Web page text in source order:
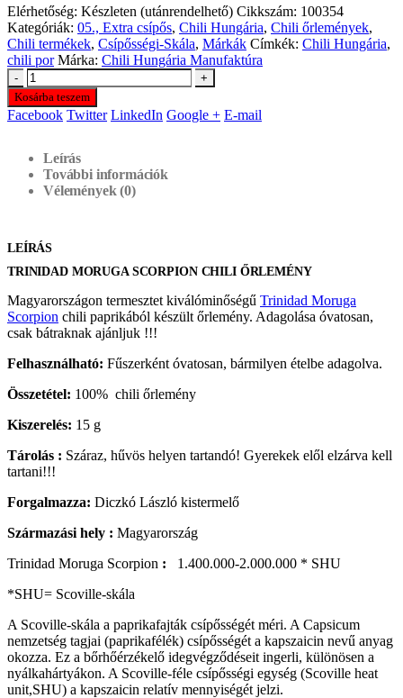
Elérhetőség: Készleten (utánrendelhető) Cikkszám: 100354
Kategóriák: 05., Extra csípős, Chili Hungária, Chili őrlemények,
Chili termékek, Csípősségi-Skála, Márkák Címkék: Chili Hungária,
chili por Márka: Chili Hungária Manufaktúra
-
+
Kosárba teszem
Facebook Twitter LinkedIn Google + E-mail
Leírás
További információk
Vélemények (0)
LEÍRÁS
TRINIDAD MORUGA SCORPION CHILI ŐRLEMÉNY
Magyarországon termesztet kiválóminőségű Trinidad Moruga
Scorpion chili paprikából készült őrlemény. Adagolása óvatosan,
csak bátraknak ajánljuk !!!
Felhasználható: Fűszerként óvatosan, bármilyen ételbe adagolva.
Összetétel: 100% chili őrlemény
Kiszerelés: 15 g
Tárolás : Száraz, hűvös helyen tartandó! Gyerekek elől elzárva kell
tartani!!!
Forgalmazza: Diczkó László kistermelő
Származási hely : Magyarország
Trinidad Moruga Scorpion : 1.400.000-2.000.000 * SHU
*SHU= Scoville-skála
A Scoville-skála a paprikafajták csípősségét méri. A Capsicum
nemzetség tagjai (paprikafélék) csípősségét a kapszaicin nevű anyag
okozza. Ez a bőrhőérzékelő idegvégződéseit ingerli, különösen a
nyálkahártyákon. A Scoville-féle csípősségi egység (Scoville heat
unit,SHU) a kapszaicin relatív mennyiségét jelzi.